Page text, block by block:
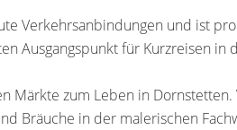
Verkehrsanbindungen und ist
Ausgangspunkt für Kurzreisen
Märkte zum Leben in
Bräuche in der malerischen